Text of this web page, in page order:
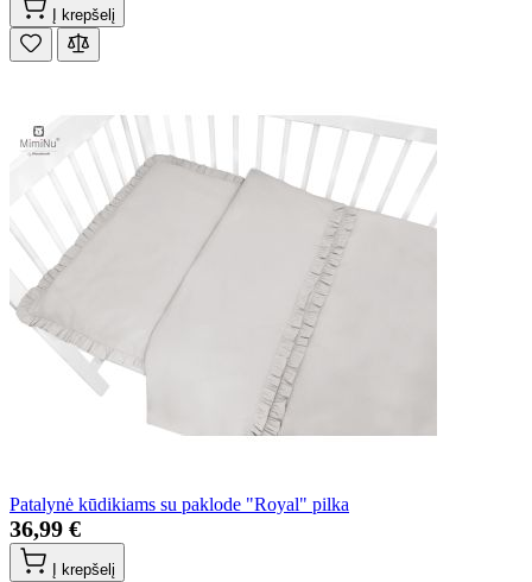
Į krepšelį
Patalynė kūdikiams su paklode "Royal" pilka
36,99 €
Į krepšelį